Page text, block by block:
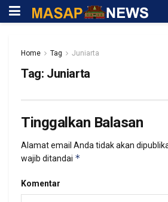
Home Tag Juniarta
Tag: Juniarta
Tinggalkan Balasan
Alamat email Anda tidak akan
wajib ditandai *
Komentar